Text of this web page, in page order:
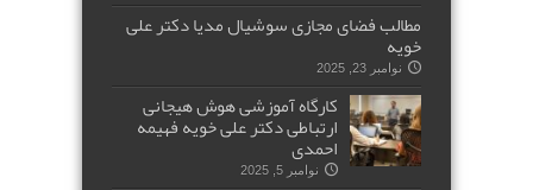
مطالب فضای مجازی سوشیال مدیا دکتر علی
خویه
نوامبر 23, 2025
کارگاه آموزشی هوش هیجانی
ارتباطی دکتر علی خویه فهیمه
احمدی
نوامبر 5, 2025